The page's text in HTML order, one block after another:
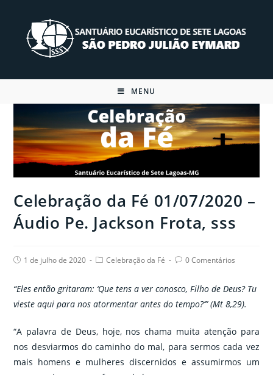
content
MENU
Celebração da Fé 01/07/2020 –
Áudio Pe. Jackson Frota, sss
Post1 de julho de 2020
PostCelebração da Fé
Post0 Comentários
“Eles então gritaram: ‘Que tens a ver conosco, Filho de Deus? Tu
vieste aqui para nos atormentar antes do tempo?’”(Mt 8,29).
“A palavra de Deus, hoje, nos chama muita atenção para
nos desviarmos do caminho do mal, para sermos cada vez
mais homens e mulheres discernidos e assumirmos um